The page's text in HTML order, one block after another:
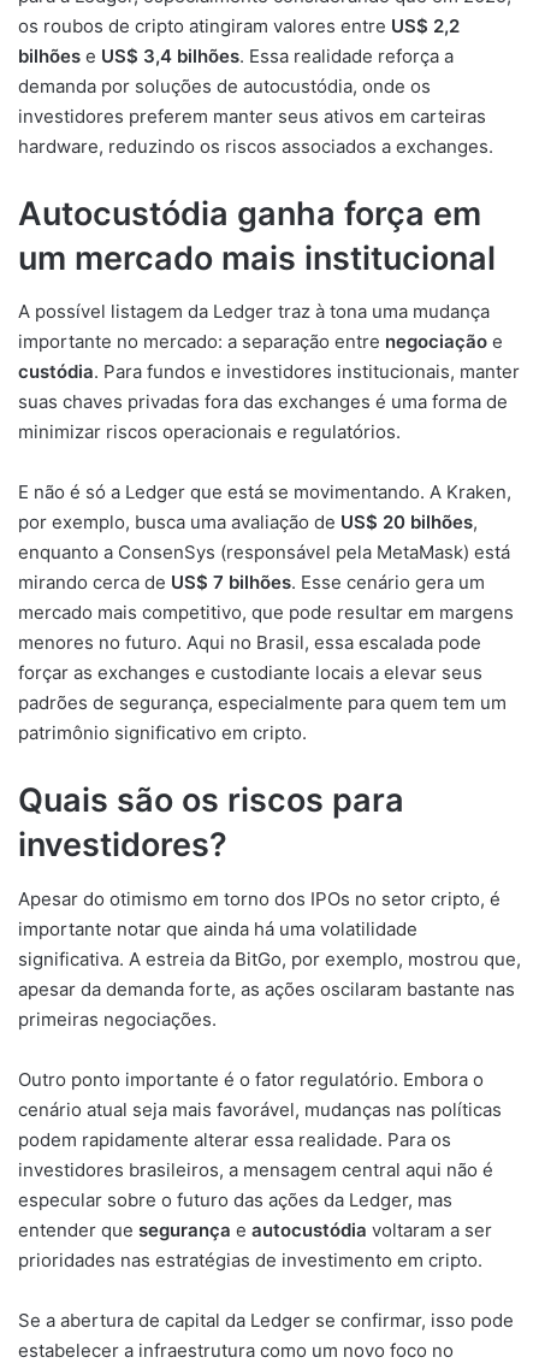
os roubos de cripto atingiram valores entre US$ 2,2
bilhões e US$ 3,4 bilhões. Essa realidade reforça a
demanda por soluções de autocustódia, onde os
investidores preferem manter seus ativos em carteiras
hardware, reduzindo os riscos associados a exchanges.
Autocustódia ganha força em
um mercado mais institucional
A possível listagem da Ledger traz à tona uma mudança
importante no mercado: a separação entre negociação e
custódia. Para fundos e investidores institucionais, manter
suas chaves privadas fora das exchanges é uma forma de
minimizar riscos operacionais e regulatórios.
E não é só a Ledger que está se movimentando. A Kraken,
por exemplo, busca uma avaliação de US$ 20 bilhões,
enquanto a ConsenSys (responsável pela MetaMask) está
mirando cerca de US$ 7 bilhões. Esse cenário gera um
mercado mais competitivo, que pode resultar em margens
menores no futuro. Aqui no Brasil, essa escalada pode
forçar as exchanges e custodiante locais a elevar seus
padrões de segurança, especialmente para quem tem um
patrimônio significativo em cripto.
Quais são os riscos para
investidores?
Apesar do otimismo em torno dos IPOs no setor cripto, é
importante notar que ainda há uma volatilidade
significativa. A estreia da BitGo, por exemplo, mostrou que,
apesar da demanda forte, as ações oscilaram bastante nas
primeiras negociações.
Outro ponto importante é o fator regulatório. Embora o
cenário atual seja mais favorável, mudanças nas políticas
podem rapidamente alterar essa realidade. Para os
investidores brasileiros, a mensagem central aqui não é
especular sobre o futuro das ações da Ledger, mas
entender que segurança e autocustódia voltaram a ser
prioridades nas estratégias de investimento em cripto.
Se a abertura de capital da Ledger se confirmar, isso pode
estabelecer a infraestrutura como um novo foco no